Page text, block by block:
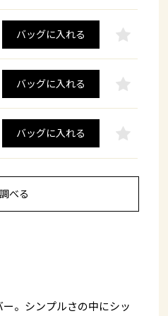
バッグに入れる
バッグに入れる
バッグに入れる
べる
。シンプルさの中にシッ